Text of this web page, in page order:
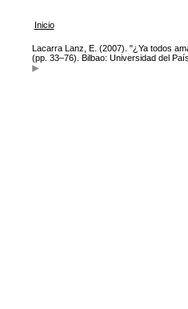
Inicio
Lacarra Lanz, E. (2007). "¿Ya todos
(pp. 33–76). Bilbao: Universidad del